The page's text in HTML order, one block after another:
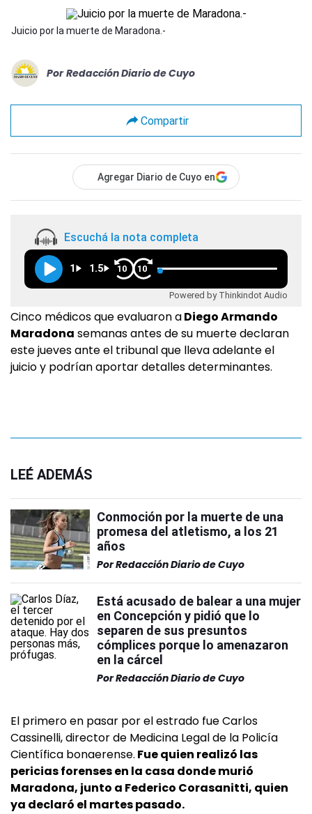
Juicio por la muerte de Maradona.-
Por Redacción Diario de Cuyo
Compartir
Agregar Diario de Cuyo en
Escuchá la nota completa
1 1.5 10 10
Powered by Thinkindot Audio
Cinco médicos que evaluaron aDiego Armando
Maradona semanas antes de su muerte declaran
este jueves ante el tribunal que lleva adelante el
juicio y podrían aportar detalles determinantes.
LEÉ ADEMÁS
Conmoción por la muerte de una
promesa del atletismo, a los 21
años
PorRedacción Diario de Cuyo
Está acusado de balear a una mujer
en Concepción y pidió que lo
separen de sus presuntos
cómplices porque lo amenazaron
en la cárcel
PorRedacción Diario de Cuyo
El primero en pasar por el estrado fue Carlos
Cassinelli, director de Medicina Legal de la Policía
Científica bonaerense. Fue quien realizó las
pericias forenses en la casa donde murió
Maradona, junto a Federico Corasanitti, quien
ya declaró el martes pasado.